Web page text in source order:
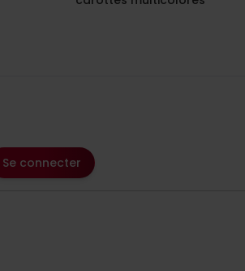
Se connecter